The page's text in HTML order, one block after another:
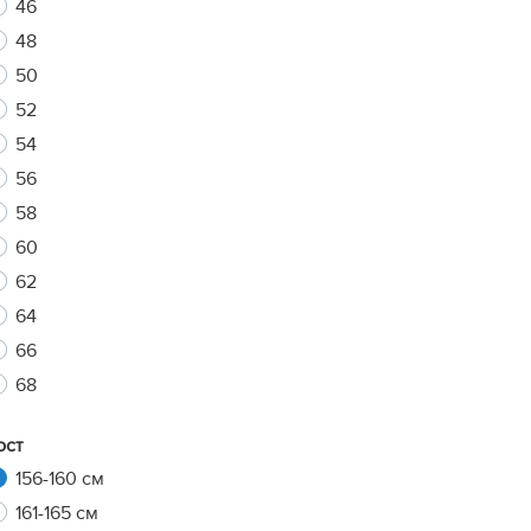
46
48
50
52
54
56
58
60
62
64
66
68
156-160 см
161-165 см